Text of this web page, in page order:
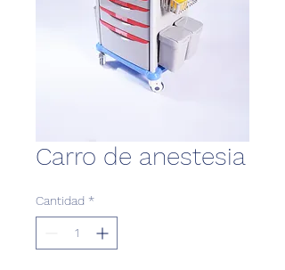
Carro de anestesia
Cantidad *